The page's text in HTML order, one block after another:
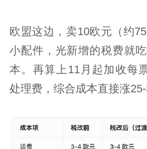
欧盟这边，卖10欧元（约75
小配件，光新增的税费就
本。再算上11月起加收每
处理费，综合成本直接涨25-